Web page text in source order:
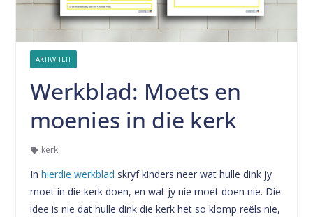
AKTIWITEIT
Werkblad: Moets en
moenies in die kerk
kerk
In hierdie werkblad skryf kinders neer wat hulle dink jy
moet in die kerk doen, en wat jy nie moet doen nie. Die
idee is nie dat hulle dink die kerk het so klomp reëls nie,